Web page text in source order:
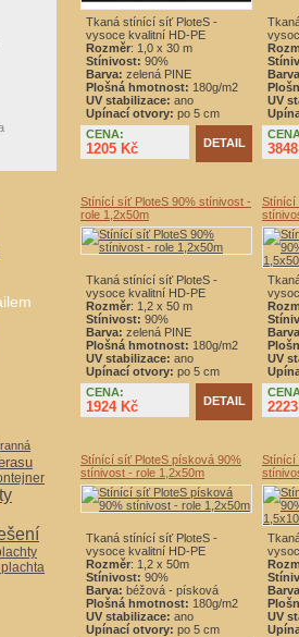
Tkaná stínící síť PloteS -
vysoce kvalitní HD-PE
Rozměr: 1,0 x 30 m
Stínivost: 90%
Barva: zelená PINE
Plošná hmotnost: 180g/m2
UV stabilizace: ano
Upínací otvory: po 5 cm
UV
CENA:
1205 Kč DETAIL
Stínící síť PloteS 90% stínivost -
role 1,2x50m
Stínící
Tkaná stínící síť PloteS -
vysoce kvalitní HD-PE
Rozměr: 1,2 x 50 m
Stínivost: 90%
Barva: zelená PINE
Plošná hmotnost: 180g/m2
UV stabilizace: ano
Upínací otvory: po 5 cm
UV
CENA:
1924 Kč DETAIL
Stínící síť PloteS písková 90%
stínivost - role 1,2x50m
Stínící
Tkaná stínící síť PloteS -
vysoce kvalitní HD-PE
Rozměr: 1,2 x 50m
Stínivost: 90%
Barva: béžová - písková
Plošná hmotnost: 180g/m2
UV stabilizace: ano
Upínací otvory: po 5 cm
UV
plachta